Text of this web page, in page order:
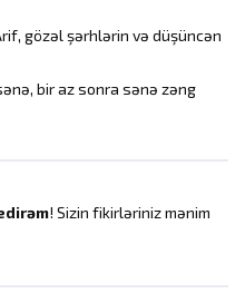
gözəl şərhlərin və düşüncən
bir az sonra sənə zəng
! Sizin fikirləriniz mənim